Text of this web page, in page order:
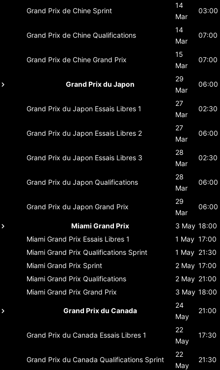
Grand Prix de Chine Sprint
14
Mar
03:00
Grand Prix de Chine Qualifications
14
Mar
07:00
Grand Prix de Chine Grand Prix
15
Mar
07:00
Grand Prix du Japon
29
Mar
06:00
Grand Prix du Japon Essais Libres 1
27
Mar
02:30
Grand Prix du Japon Essais Libres 2
27
Mar
06:00
Grand Prix du Japon Essais Libres 3
28
Mar
02:30
Grand Prix du Japon Qualifications
28
Mar
06:00
Grand Prix du Japon Grand Prix
29
Mar
06:00
Miami Grand Prix 3 May 18:00
Miami Grand Prix Essais Libres 1 1 May 17:00
Miami Grand Prix Qualifications Sprint 1 May 21:30
Miami Grand Prix Sprint 2 May 17:00
Miami Grand Prix Qualifications 2 May 21:00
Miami Grand Prix Grand Prix 3 May 18:00
Grand Prix du Canada
24
May
21:00
Grand Prix du Canada Essais Libres 1
22
May
17:30
Grand Prix du Canada Qualifications Sprint
22
May
21:30